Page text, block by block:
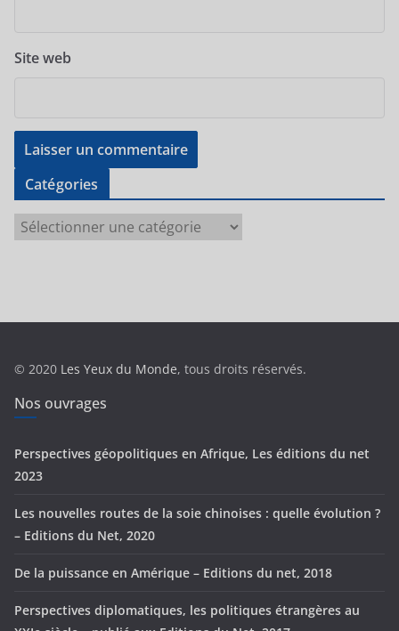
Site web
Catégories
a
e
s
© 2020 Les Yeux du Monde, tous droits réservés.
Nos ouvrages
Perspectives géopolitiques en Afrique, Les éditions du net
2023
Les nouvelles routes de la soie chinoises : quelle évolution ?
– Editions du Net, 2020
De la puissance en Amérique – Editions du net, 2018
Perspectives diplomatiques, les politiques étrangères au